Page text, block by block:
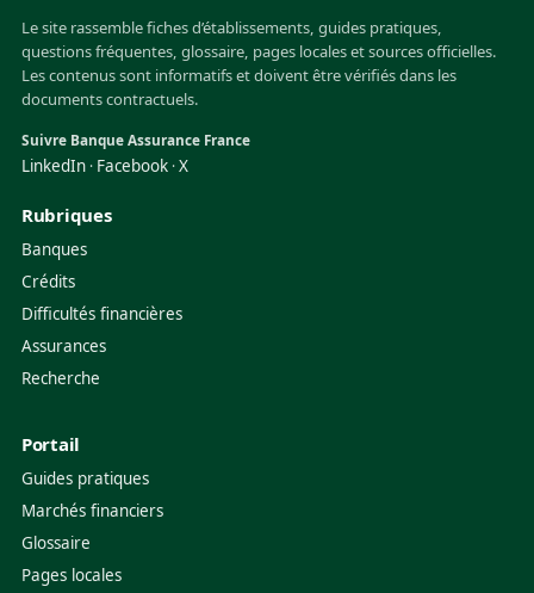
Le site rassemble fiches d’établissements, guides pratiques,
questions fréquentes, glossaire, pages locales et sources officielles.
Les contenus sont informatifs et doivent être vérifiés dans les
documents contractuels.
Suivre Banque Assurance France
LinkedIn · Facebook ·X
Rubriques
Banques
Crédits
Difficultés financières
Assurances
Recherche
Portail
Guides pratiques
Marchés financiers
Glossaire
Pages locales